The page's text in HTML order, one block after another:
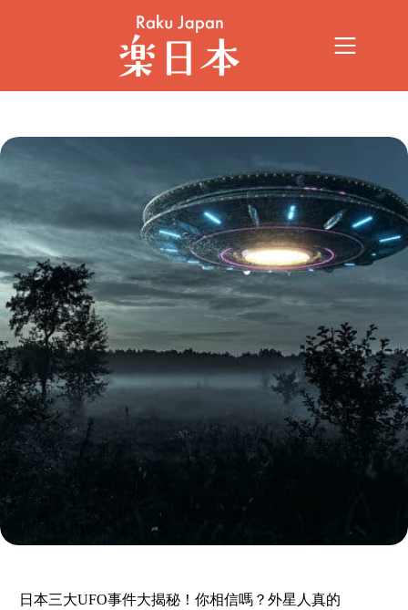
日本三大UFO事件大揭秘！你相信嗎？外星人真的